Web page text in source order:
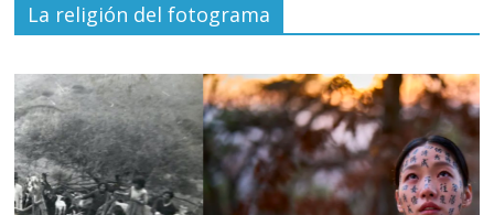
La religión del fotograma